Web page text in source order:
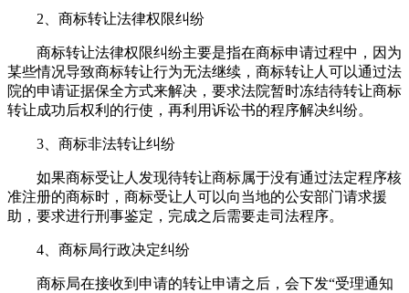
2、商标转让法律权限纠纷
商标转让法律权限纠纷主要是指在商标申请过程中，因为
某些情况导致商标转让行为无法继续，商标转让人可以通过法
院的申请证据保全方式来解决，要求法院暂时冻结待转让商标
转让成功后权利的行使，再利用诉讼书的程序解决纠纷。
3、商标非法转让纠纷
如果商标受让人发现待转让商标属于没有通过法定程序核
准注册的商标时，商标受让人可以向当地的公安部门请求援
助，要求进行刑事鉴定，完成之后需要走司法程序。
4、商标局行政决定纠纷
商标局在接收到申请的转让申请之后，会下发“受理通知